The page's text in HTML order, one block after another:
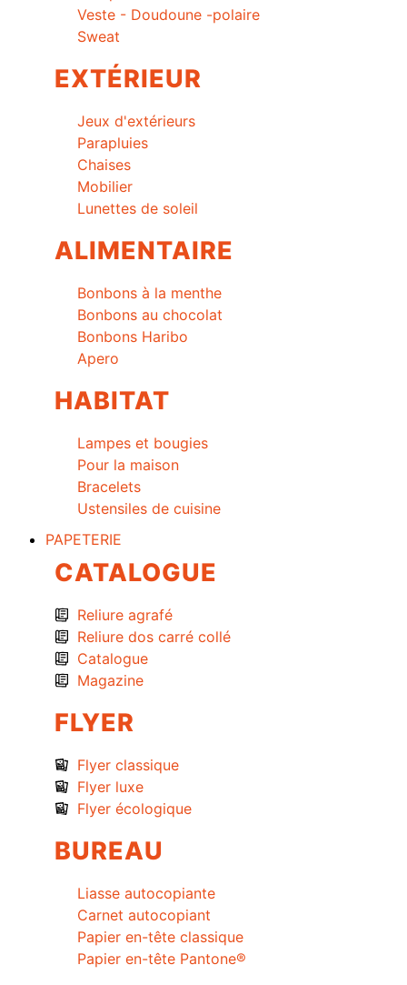
Veste - Doudoune -polaire
Sweat
EXTÉRIEUR
Jeux d'extérieurs
Parapluies
Chaises
Mobilier
Lunettes de soleil
ALIMENTAIRE
Bonbons à la menthe
Bonbons au chocolat
Bonbons Haribo
Apero
HABITAT
Lampes et bougies
Pour la maison
Bracelets
Ustensiles de cuisine
PAPETERIE
CATALOGUE
Reliure agrafé
Reliure dos carré collé
Catalogue
Magazine
FLYER
Flyer classique
Flyer luxe
Flyer écologique
BUREAU
Liasse autocopiante
Carnet autocopiant
Papier en-tête classique
Papier en-tête Pantone®